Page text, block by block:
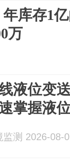
库存1
万
液位变
掌握液
监测 2026-08-